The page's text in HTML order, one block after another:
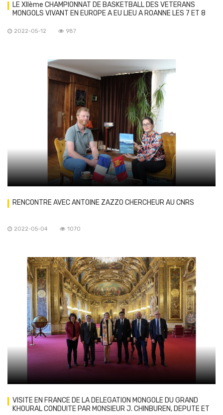
LE XIIème CHAMPIONNAT DE BASKETBALL DES VETERANS
MONGOLS VIVANT EN EUROPE A EU LIEU A ROANNE LES 7 ET 8
2022-05-12 987
RENCONTRE AVEC ANTOINE ZAZZO CHERCHEUR AU CNRS
2022-05-04 1070
VISITE EN FRANCE DE LA DELEGATION MONGOLE DU GRAND
KHOURAL CONDUITE PAR MONSIEUR J. CHINBUREN, DEPUTE ET